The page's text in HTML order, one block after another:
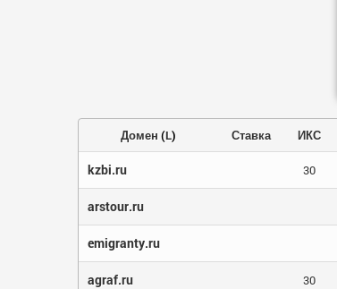
Домен (L) Ставка ИКС
kzbi.ru 30
arstour.ru
emigranty.ru
agraf.ru 30